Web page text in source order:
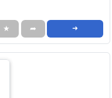
★ ➦ ➜